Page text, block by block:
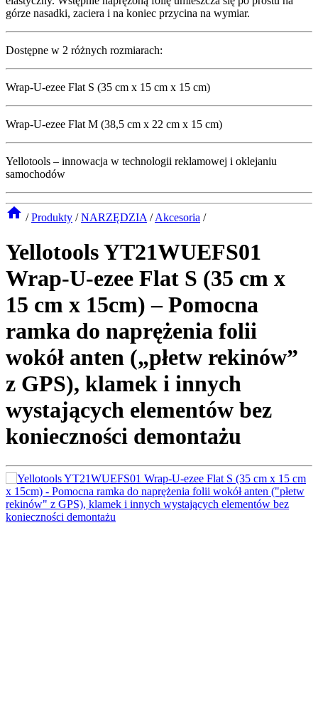
górze nasadki, zaciera i na koniec przycina na wymiar.
Dostępne w 2 różnych rozmiarach:
Wrap-U-ezee Flat S (35 cm x 15 cm x 15 cm)
Wrap-U-ezee Flat M (38,5 cm x 22 cm x 15 cm)
Yellotools – innowacja w technologii reklamowej i oklejaniu
samochodów
/ Produkty / NARZĘDZIA / Akcesoria /
Yellotools YT21WUEFS01
Wrap-U-ezee Flat S (35 cm x
15 cm x 15cm) – Pomocna
ramka do naprężenia folii
wokół anten („płetw rekinów”
z GPS), klamek i innych
wystających elementów bez
konieczności demontażu